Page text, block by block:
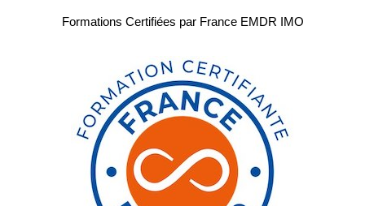
Formations Certifiées par France EMDR IMO